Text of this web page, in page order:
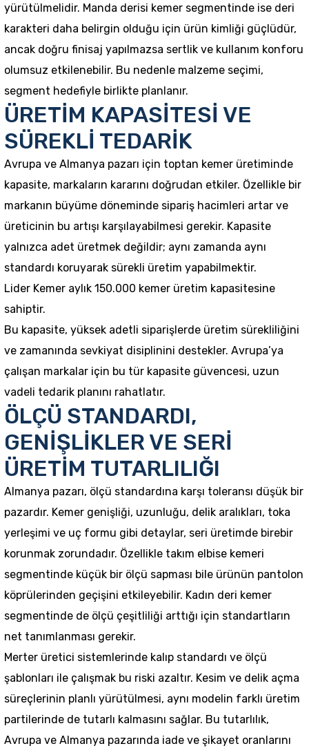
yürütülmelidir. Manda derisi kemer segmentinde ise deri
karakteri daha belirgin olduğu için ürün kimliği güçlüdür,
ancak doğru finisaj yapılmazsa sertlik ve kullanım konforu
olumsuz etkilenebilir. Bu nedenle malzeme seçimi,
segment hedefiyle birlikte planlanır.
ÜRETİM KAPASİTESİ VE
SÜREKLİ TEDARİK
Avrupa ve Almanya pazarı için toptan kemer üretiminde
kapasite, markaların kararını doğrudan etkiler. Özellikle bir
markanın büyüme döneminde sipariş hacimleri artar ve
üreticinin bu artışı karşılayabilmesi gerekir. Kapasite
yalnızca adet üretmek değildir; aynı zamanda aynı
standardı koruyarak sürekli üretim yapabilmektir.
Lider Kemer aylık 150.000 kemer üretim kapasitesine
sahiptir.
Bu kapasite, yüksek adetli siparişlerde üretim sürekliliğini
ve zamanında sevkiyat disiplinini destekler. Avrupa’ya
çalışan markalar için bu tür kapasite güvencesi, uzun
vadeli tedarik planını rahatlatır.
ÖLÇÜ STANDARDI,
GENİŞLİKLER VE SERİ
ÜRETİM TUTARLILIĞI
Almanya pazarı, ölçü standardına karşı toleransı düşük bir
pazardır. Kemer genişliği, uzunluğu, delik aralıkları, toka
yerleşimi ve uç formu gibi detaylar, seri üretimde birebir
korunmak zorundadır. Özellikle takım elbise kemeri
segmentinde küçük bir ölçü sapması bile ürünün pantolon
köprülerinden geçişini etkileyebilir. Kadın deri kemer
segmentinde de ölçü çeşitliliği arttığı için standartların
net tanımlanması gerekir.
Merter üretici sistemlerinde kalıp standardı ve ölçü
şablonları ile çalışmak bu riski azaltır. Kesim ve delik açma
süreçlerinin planlı yürütülmesi, aynı modelin farklı üretim
partilerinde de tutarlı kalmasını sağlar. Bu tutarlılık,
Avrupa ve Almanya pazarında iade ve şikayet oranlarını